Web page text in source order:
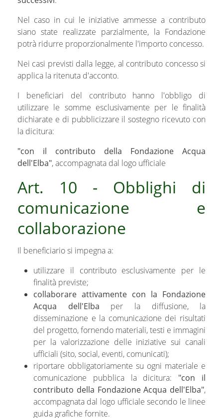
Nel caso in cui le iniziative ammesse a contributo
siano state realizzate parzialmente, la Fondazione
potrà ridurre proporzionalmente l'importo concesso.
Nei casi previsti dalla legge, al contributo concesso si
applica la ritenuta d'acconto.
I beneficiari del contributo hanno l'obbligo di
utilizzare le somme esclusivamente per le finalità
dichiarate e di pubblicizzare il sostegno ricevuto con
la dicitura:
"con il contributo della Fondazione Acqua
dell'Elba", accompagnata dal logo ufficiale
Art. 10 - Obblighi di
comunicazione e
collaborazione
Il beneficiario si impegna a:
utilizzare il contributo esclusivamente per le
finalità previste;
collaborare attivamente con la Fondazione
Acqua dell'Elba per la diffusione, la
disseminazione e la comunicazione dei risultati
del progetto, fornendo materiali, testi e immagini
per la valorizzazione delle iniziative sui canali
ufficiali (sito, social, eventi, comunicati);
riportare obbligatoriamente su ogni materiale e
comunicazione pubblica la dicitura: "con il
contributo della Fondazione Acqua dell'Elba",
accompagnata dal logo ufficiale secondo le linee
guida grafiche fornite.